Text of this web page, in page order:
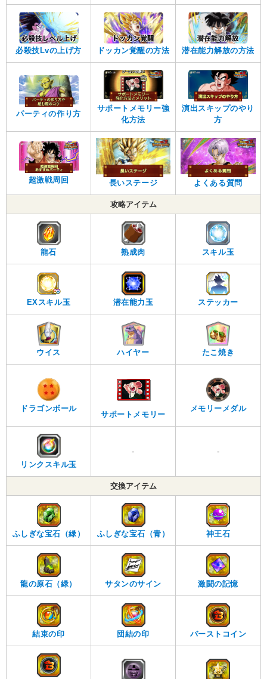
必殺技Lvの上げ方 ドッカン覚醒の方法 潜在能力解放の方法
パーティの作り方
サポートメモリー強
化方法
演出スキップのやり
方
超激戦周回 長いステージ よくある質問
攻略アイテム
龍石 熟成肉 スキル玉
EXスキル玉 潜在能力玉 ステッカー
ウイス ハイヤー たこ焼き
ドラゴンボール
サポートメモリー
メモリーメダル
リンクスキル玉
- -
交換アイテム
ふしぎな宝石（緑） ふしぎな宝石（青） 神王石
龍の原石（緑） サタンのサイン 激闘の記憶
結束の印 団結の印 バーストコイン